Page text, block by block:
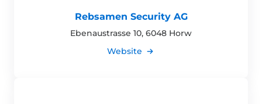
Rebsamen Security AG
Ebenaustrasse 10, 6048 Horw
Website